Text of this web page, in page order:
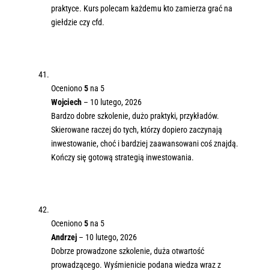
praktyce. Kurs polecam każdemu kto zamierza grać na
giełdzie czy cfd.
Oceniono5na 5
Wojciech – 10 lutego, 2026
Bardzo dobre szkolenie, dużo praktyki, przykładów.
Skierowane raczej do tych, którzy dopiero zaczynają
inwestowanie, choć i bardziej zaawansowani coś znajdą.
Kończy się gotową strategią inwestowania.
Oceniono5na 5
Andrzej – 10 lutego, 2026
Dobrze prowadzone szkolenie, duża otwartość
prowadzącego. Wyśmienicie podana wiedza wraz z